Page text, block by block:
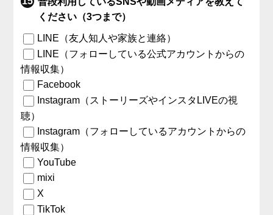
ください（3つまで）
LINE（友人知人や家族と連絡）
LINE（フォローしている公式アカウントからの
情報収集）
Facebook
Instagram（ストーリーズやインスタLIVEの視
聴）
Instagram（フォローしているアカウントからの
情報収集）
YouTube
mixi
X
TikTok